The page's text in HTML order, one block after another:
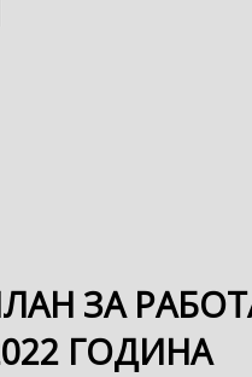
ЗА
ГОДИНА